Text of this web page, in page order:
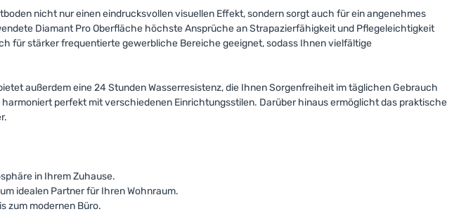
nicht nur einen eindrucksvollen visuellen Effekt, sondern sorgt auch für ein angenehmes
Diamant Pro Oberfläche höchste Ansprüche an Strapazierfähigkeit und Pflegeleichtigkeit
für stärker frequentierte gewerbliche Bereiche geeignet, sodass Ihnen vielfältige
außerdem eine 24 Stunden Wasserresistenz, die Ihnen Sorgenfreiheit im täglichen Gebrauch
perfekt mit verschiedenen Einrichtungsstilen. Darüber hinaus ermöglicht das praktische
in Ihrem Zuhause.
idealen Partner für Ihren Wohnraum.
zum modernen Büro.